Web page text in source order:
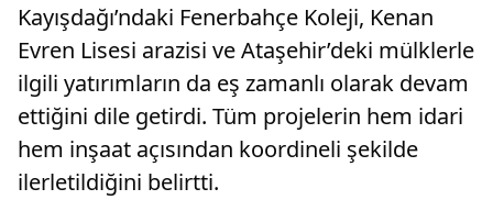
Kayışdağı’ndaki Fenerbahçe Koleji, Kenan
Evren Lisesi arazisi ve Ataşehir’deki mülklerle
ilgili yatırımların da eş zamanlı olarak devam
ettiğini dile getirdi. Tüm projelerin hem idari
hem inşaat açısından koordineli şekilde
ilerletildiğini belirtti.